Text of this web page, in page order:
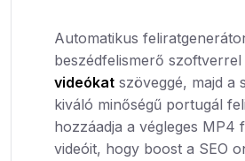
Automatikus
beszédfelismerő szoftverrel
videókat szöveggé, majd a
kiváló minőségű portugál
hozzáadja a végleges MP4
videóit, hogy boost a SEO